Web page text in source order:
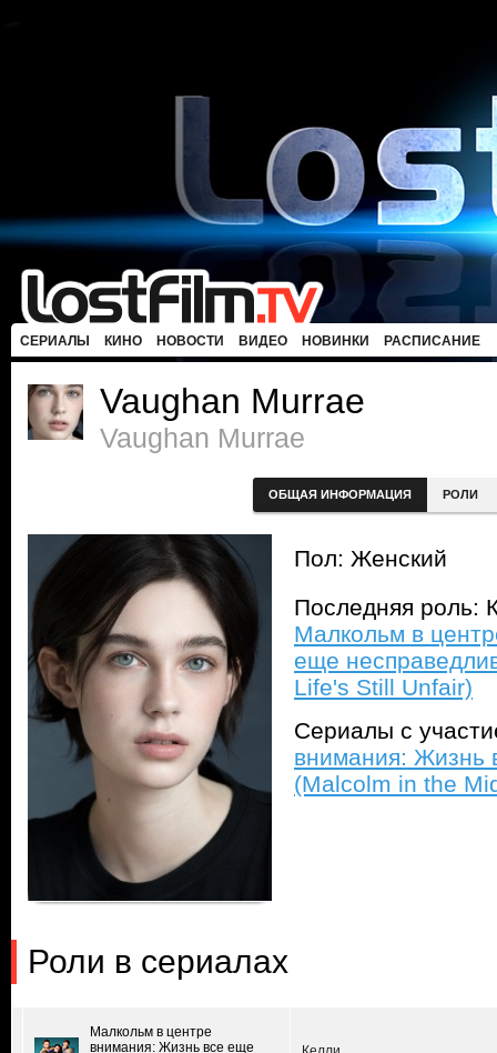
СЕРИАЛЫ КИНО НОВОСТИ ВИДЕО НОВИНКИ РАСПИСАНИЕ
Vaughan Murrae
Vaughan Murrae
ОБЩАЯ ИНФОРМАЦИЯ РОЛИ
Пол: Женский
Последняя роль:
Малкольм в
еще
Life's Still Unfair)
Сериалы с
внимания: Жизнь
(Malcolm in the
Роли в сериалах
Малкольм в центре
внимания: Жизнь все еще